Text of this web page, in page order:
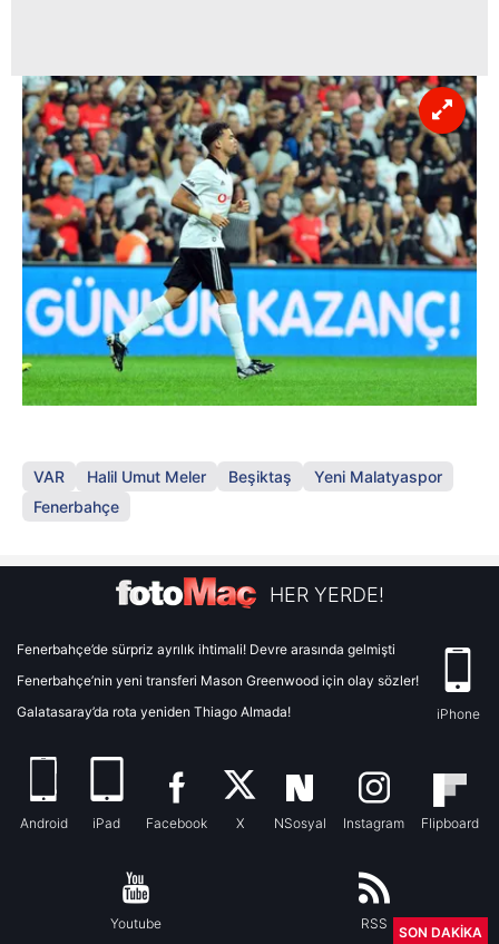
VAR Halil Umut Meler Beşiktaş
Yeni Malatyaspor
Fenerbahçe
HER YERDE!
Fenerbahçe’de sürpriz ayrılık ihtimali! Devre arasında gelmişti
Fenerbahçe’nin yeni transferi Mason Greenwood için olay sözler!
Galatasaray’da rota yeniden Thiago Almada!
iPhone
Android iPad Facebook X NSosyal Instagram Flipboard
Youtube RSS
SON DAKİKA